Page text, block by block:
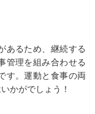
あるため、継続する
管理を組み合わせる
す。運動と食事の両
かがでしょう！